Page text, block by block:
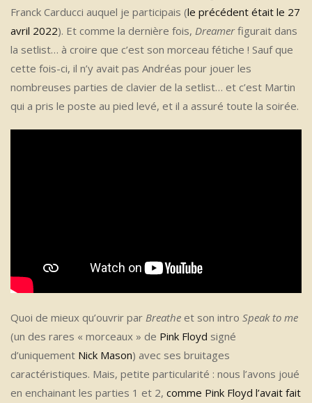
Franck Carducci auquel je participais (le précédent était le 27
avril 2022). Et comme la dernière fois, Dreamerfigurait dans
la setlist… à croire que c’est son morceau fétiche ! Sauf que
cette fois-ci, il n’y avait pas Andréas pour jouer les
nombreuses parties de clavier de la setlist… et c’est Martin
qui a pris le poste au pied levé, et il a assuré toute la soirée.
Quoi de mieux qu’ouvrir par Breathe et son intro Speak to me
(un des rares « morceaux » de Pink Floyd signé
d’uniquement Nick Mason) avec ses bruitages
caractéristiques. Mais, petite particularité : nous l’avons joué
en enchainant les parties 1 et 2, comme Pink Floyd l’avait fait